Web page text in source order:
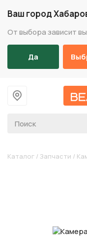
Ваш город
От выбора зависит
Да
Каталог / Запчасти /